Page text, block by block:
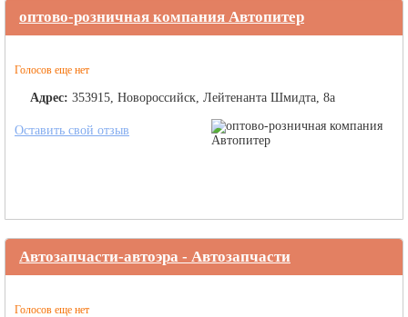
оптово-розничная компания Автопитер
Голосов еще нет
Адрес: 353915, Новороссийск, Лейтенанта Шмидта, 8а
Оставить свой отзыв
Автозапчасти-автоэра - Автозапчасти
Голосов еще нет